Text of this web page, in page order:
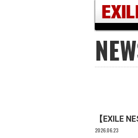
【EXILE
2026.06.23